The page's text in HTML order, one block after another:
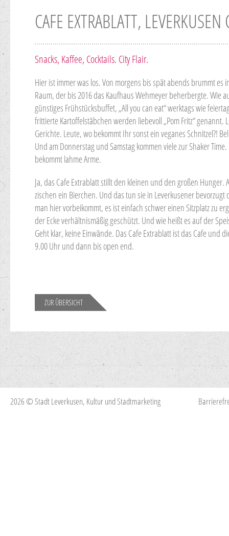
CAFE EXTRABLATT, LEVERKUSEN
Snacks, Kaffee, Cocktails. City Flair.
Hier ist immer was los. Von morgens bis spät abends brummt
Raum, der bis 2016 das Kaufhaus Wehmeyer beherbergte. Wie
günstiges Frühstücksbuffet, „All you can eat“ werktags wie
frittierte Kartoffelstäbchen werden liebevoll „Pom Fritz“
Gerichte. Leute, wo bekommt Ihr sonst ein veganes Schnitzel?!
Und am Donnerstag und Samstag kommen viele zur Shaker
bekommt lahme Arme.
Ja, das Cafe Extrablatt stillt den kleinen und den großen
zischen ein Bierchen. Und das tun sie in Leverkusener
man hier vorbeikommt, es ist einfach schwer einen Sitzplatz zu
der Ecke verhältnismäßig geschützt. Und wie heißt es auf der
Geht klar, keine Einwände. Das Cafe Extrablatt ist das Cafe und
9.00 Uhr und dann bis open end.
ZUR ÜBERSICHT
2026 © Stadt Leverkusen, Kultur und Stadtmarketing